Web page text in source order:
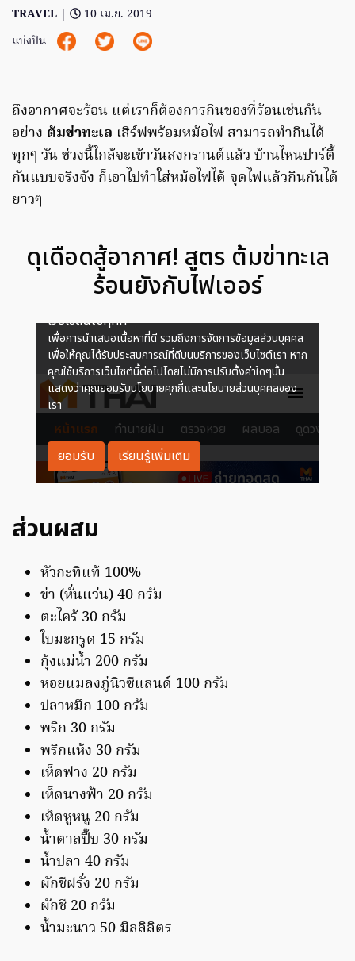
TRAVEL |
10 เม.ย. 2019
แบ่งปัน
ถึงอากาศจะร้อน แต่เราก็ต้องการกินของที่ร้อนเช่นกัน
อย่าง ต้มข่าทะเล เสิร์ฟพร้อมหม้อไฟ สามารถทำกินได้
ทุกๆ วัน ช่วงนี้ใกล้จะเข้าวันสงกรานต์แล้ว บ้านไหนปาร์ตี้
กันแบบจริงจัง ก็เอาไปทำใส่หม้อไฟได้ จุดไฟแล้วกินกันได้
ยาวๆ
ดุเดือดสู้อากาศ! สูตร ต้มข่าทะเล
ร้อนยังกับไฟเออร์
ส่วนผสม
หัวกะทิแท้ 100%
ข่า (หั่นแว่น) 40 กรัม
ตะไคร้ 30 กรัม
ใบมะกรูด 15 กรัม
กุ้งแม่น้ำ 200 กรัม
หอยแมลงภู่นิวซีแลนด์ 100 กรัม
ปลาหมึก 100 กรัม
พริก 30 กรัม
พริกแห้ง 30 กรัม
เห็ดฟาง 20 กรัม
เห็ดนางฟ้า 20 กรัม
เห็ดหูหนู 20 กรัม
น้ำตาลปี๊บ 30 กรัม
น้ำปลา 40 กรัม
ผักชีฝรั่ง 20 กรัม
ผักชี 20 กรัม
น้ำมะนาว 50 มิลลิลิตร